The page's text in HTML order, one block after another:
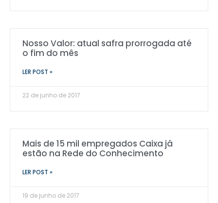
Nosso Valor: atual safra prorrogada até
o fim do mês
LER POST »
22 de junho de 2017
Mais de 15 mil empregados Caixa já
estão na Rede do Conhecimento
LER POST »
19 de junho de 2017